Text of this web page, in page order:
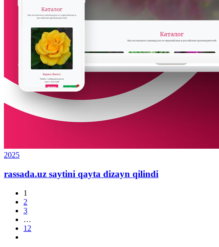
2025
rassada.uz saytini qayta dizayn qilindi
1
2
3
…
12